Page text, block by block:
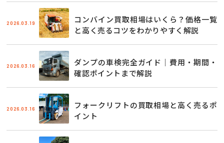
2026.03.19
コンバイン買取相場はいくら？価格一覧
と高く売るコツをわかりやすく解説
2026.03.16
ダンプの車検完全ガイド｜費用・期間・
確認ポイントまで解説
2026.03.16
フォークリフトの買取相場と高く売るポ
イント